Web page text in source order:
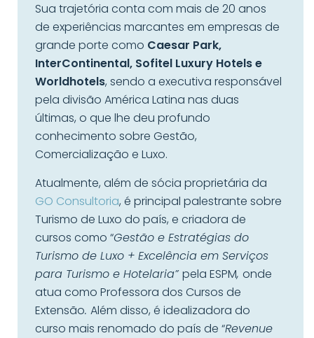
Sua trajetória conta com mais de 20 anos
de experiências marcantes em empresas de
grande porte como Caesar Park,
InterContinental, Sofitel Luxury Hotels e
Worldhotels, sendo a executiva responsável
pela divisão América Latina nas duas
últimas, o que lhe deu profundo
conhecimento sobre Gestão,
Comercialização e Luxo.
Atualmente, além de sócia proprietária da
GO Consultoria, é principal palestrante sobre
Turismo de Luxo do país, e criadora de
cursos como “Gestão e Estratégias do
Turismo de Luxo + Excelência em Serviços
para Turismo e Hotelaria”pela ESPM, onde
atua como Professora dos Cursos de
Extensão. Além disso, é idealizadora do
curso mais renomado do país de “Revenue